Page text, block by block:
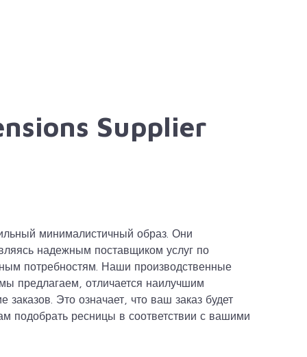
Supplier
минималистичный образ. Они
надежным поставщиком услуг по
потребностям. Наши производственные
предлагаем, отличается наилучшим
Это означает, что ваш заказ будет
подобрать ресницы в соответствии с вашими